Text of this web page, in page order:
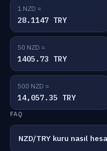
1 NZD =
28.1147 TRY
50 NZD =
1405.73 TRY
500 NZD =
14,057.35 TRY
FAQ
NZD/TRY kuru nasıl